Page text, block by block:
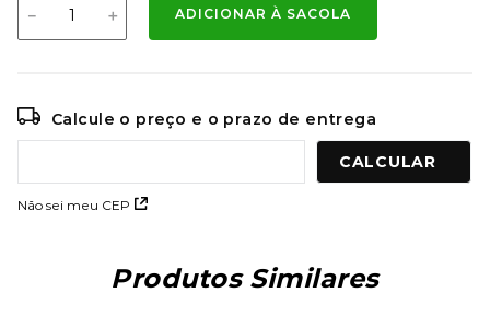
＋
－ ADICIONAR À SACOLA
Calcule o preço e o prazo de entrega
Não sei meu CEP
Produtos Similares